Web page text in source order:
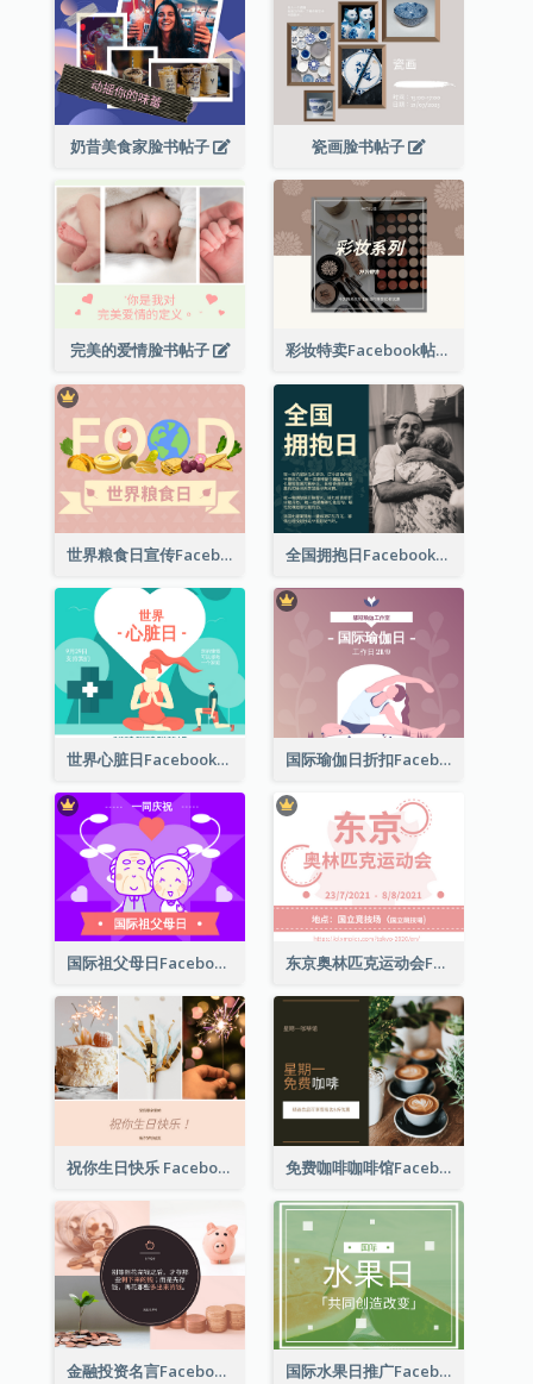
奶昔美食家脸书帖子 瓷画脸书帖子
完美的爱情脸书帖子 彩妆特卖Facebook帖子
世界粮食日宣传Facebook帖子 全国拥抱日Facebook帖子
世界心脏日Facebook帖子 国际瑜伽日折扣Facebook帖子
国际祖父母日Facebook帖子 东京奥林匹克运动会Facebook帖子
祝你生日快乐 Facebook 帖子 免费咖啡咖啡馆Facebook帖子
金融投资名言Facebook帖子 国际水果日推广Facebook帖子